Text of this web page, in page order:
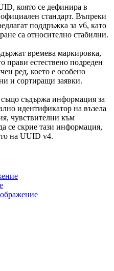
която се дефинира в
стандарт. Въпреки
поддръжка за v6, като
са относително стабилни.
времева маркировка,
прави естествено подреден
ред, което е особено
и сортиращи заявки.
съдържа информация за
идентификатор на възела
чувствителни към
се скрие тази информация,
на UUID v4.